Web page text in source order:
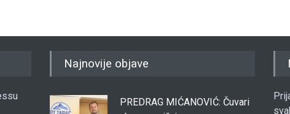
Najnovije objave
PREDRAG MIĆANOVIĆ: Čuvari